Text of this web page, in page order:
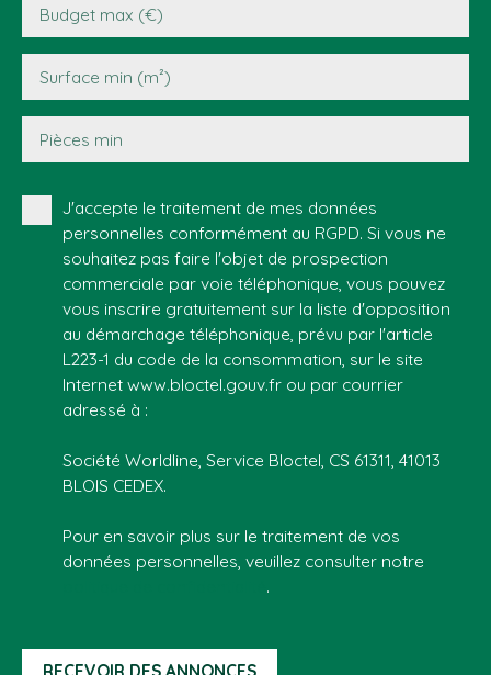
Budget max (€)
Surface min (m²)
Pièces min
J'accepte le traitement de mes données
personnelles conformément au RGPD. Si vous ne
souhaitez pas faire l'objet de prospection
commerciale par voie téléphonique, vous pouvez
vous inscrire gratuitement sur la liste d'opposition
au démarchage téléphonique, prévu par l'article
L223-1 du code de la consommation, sur le site
Internet www.bloctel.gouv.fr ou par courrier
adressé à :
Société Worldline, Service Bloctel, CS 61311, 41013
BLOIS CEDEX.
Pour en savoir plus sur le traitement de vos
données personnelles, veuillez consulter notre
.